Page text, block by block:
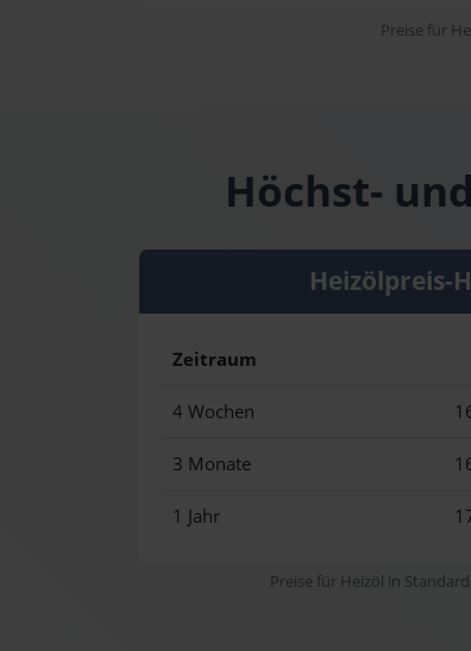
Preise für
Höchst-
Heizölpreis-
Zeitraum
4 Wochen
3 Monate
1 Jahr
Preise für Heizöl in